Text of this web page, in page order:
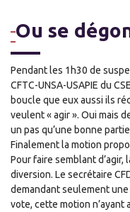
Ou se
Pendant les 1h30 de
CFTC-UNSA-USAPIE du
boucle que eux aussi ils
veulent « agir ». Oui mais
un pas qu’une bonne
Finalement la motion
Pour faire semblant
diversion. Le secrétaire
demandant seulement
vote, cette motion n’ayant